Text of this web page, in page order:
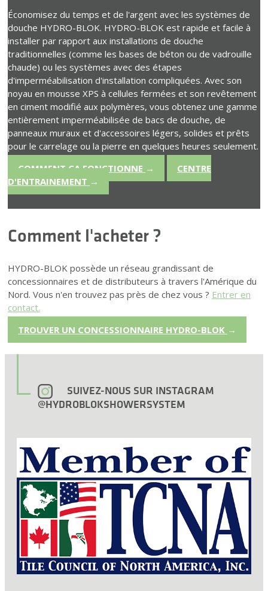
Économisez du temps et de l'argent avec les systèmes de
douche HYDRO-BLOK. HYDRO-BLOK est rapide et facile à
installer par rapport aux installations de douche
traditionnelles (comme les bases de béton ou de vadrouille
chaude) ou les systèmes avec des étapes
d'imperméabilisation d'installation compliquées. Avec son
noyau en mousse XPS à cellules fermées et son revêtement
en ciment modifié aux polymères, vous obtenez une gamme
entièrement imperméabilisée de bacs de douche, de
panneaux muraux et d'accessoires légers, solides et prêts
pour le carrelage ou la pierre en quelques heures seulement.
COMMENT ÇA FONCTIONNE →
CENTRE
D'ENTRAINEMENT →
Comment l'acheter ?
HYDRO-BLOK possède un réseau grandissant de
concessionnaires et de distributeurs à travers l'Amérique du
Nord. Vous n'en trouvez pas près de chez vous ? Entrer en
contact.
TROUVER UN CONCESSIONNAIRE HYDRO-BLOK →
SUIVEZ-NOUS SUR INSTAGRAM
@HYDROBLOKSHOWERSYSTEM